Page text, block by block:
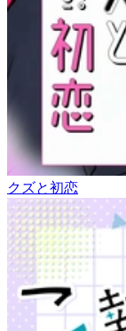
クズと初恋